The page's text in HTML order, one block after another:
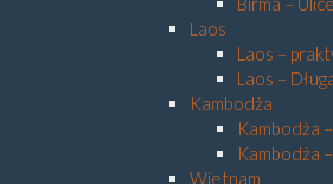
Laos
Laos –
Laos –
Kambodża
Kambodża
Kambodża
Wietnam